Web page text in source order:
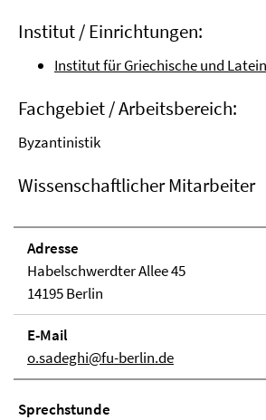
Institut / Einrichtungen:
Institut für Griechische und
Fachgebiet / Arbeitsbereich:
Byzantinistik
Wissenschaftlicher Mitarbeiter
Adresse
Habelschwerdter Allee 45
14195 Berlin
E-Mail
o.sadeghi@fu-berlin.de
Sprechstunde